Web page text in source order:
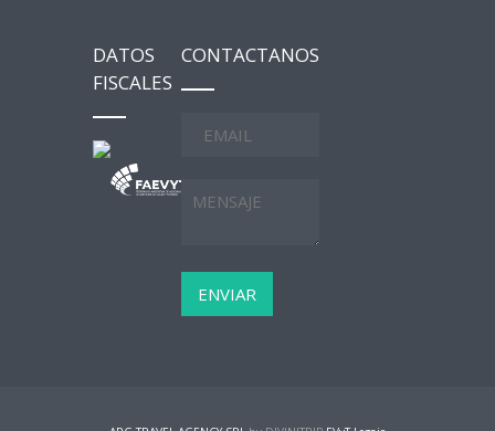
DATOS
FISCALES
CONTACTANOS